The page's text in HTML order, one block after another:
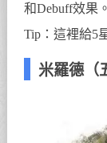
和Debuff效果
Tip：這裡給5
米羅德（